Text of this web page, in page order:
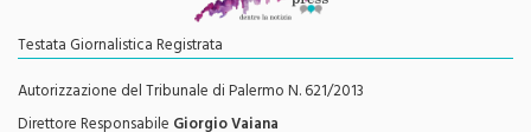
Testata Giornalistica Registrata
Autorizzazione del Tribunale di Palermo N. 621/2013
Direttore ResponsabileGiorgio Vaiana
Contatti e info